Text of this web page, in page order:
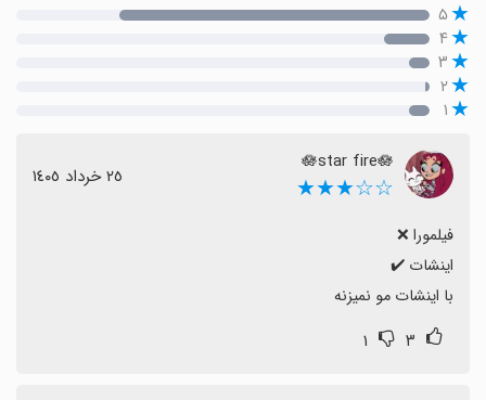
۵
۴
۳
۲
۱
🪷star fire🪷
☆☆★★★ ٢٥ خرداد ١٤٠٥
با اینشات مو نمیزنه
۳ ۱